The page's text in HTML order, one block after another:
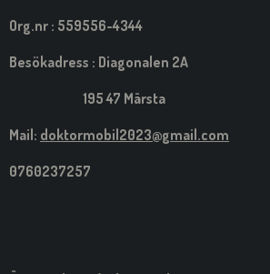
Org.nr : 559556-4344
Besökadress : Diagonalen 2A
195 47 Märsta
Mail: doktormobil2023@gmail.com
0760237257